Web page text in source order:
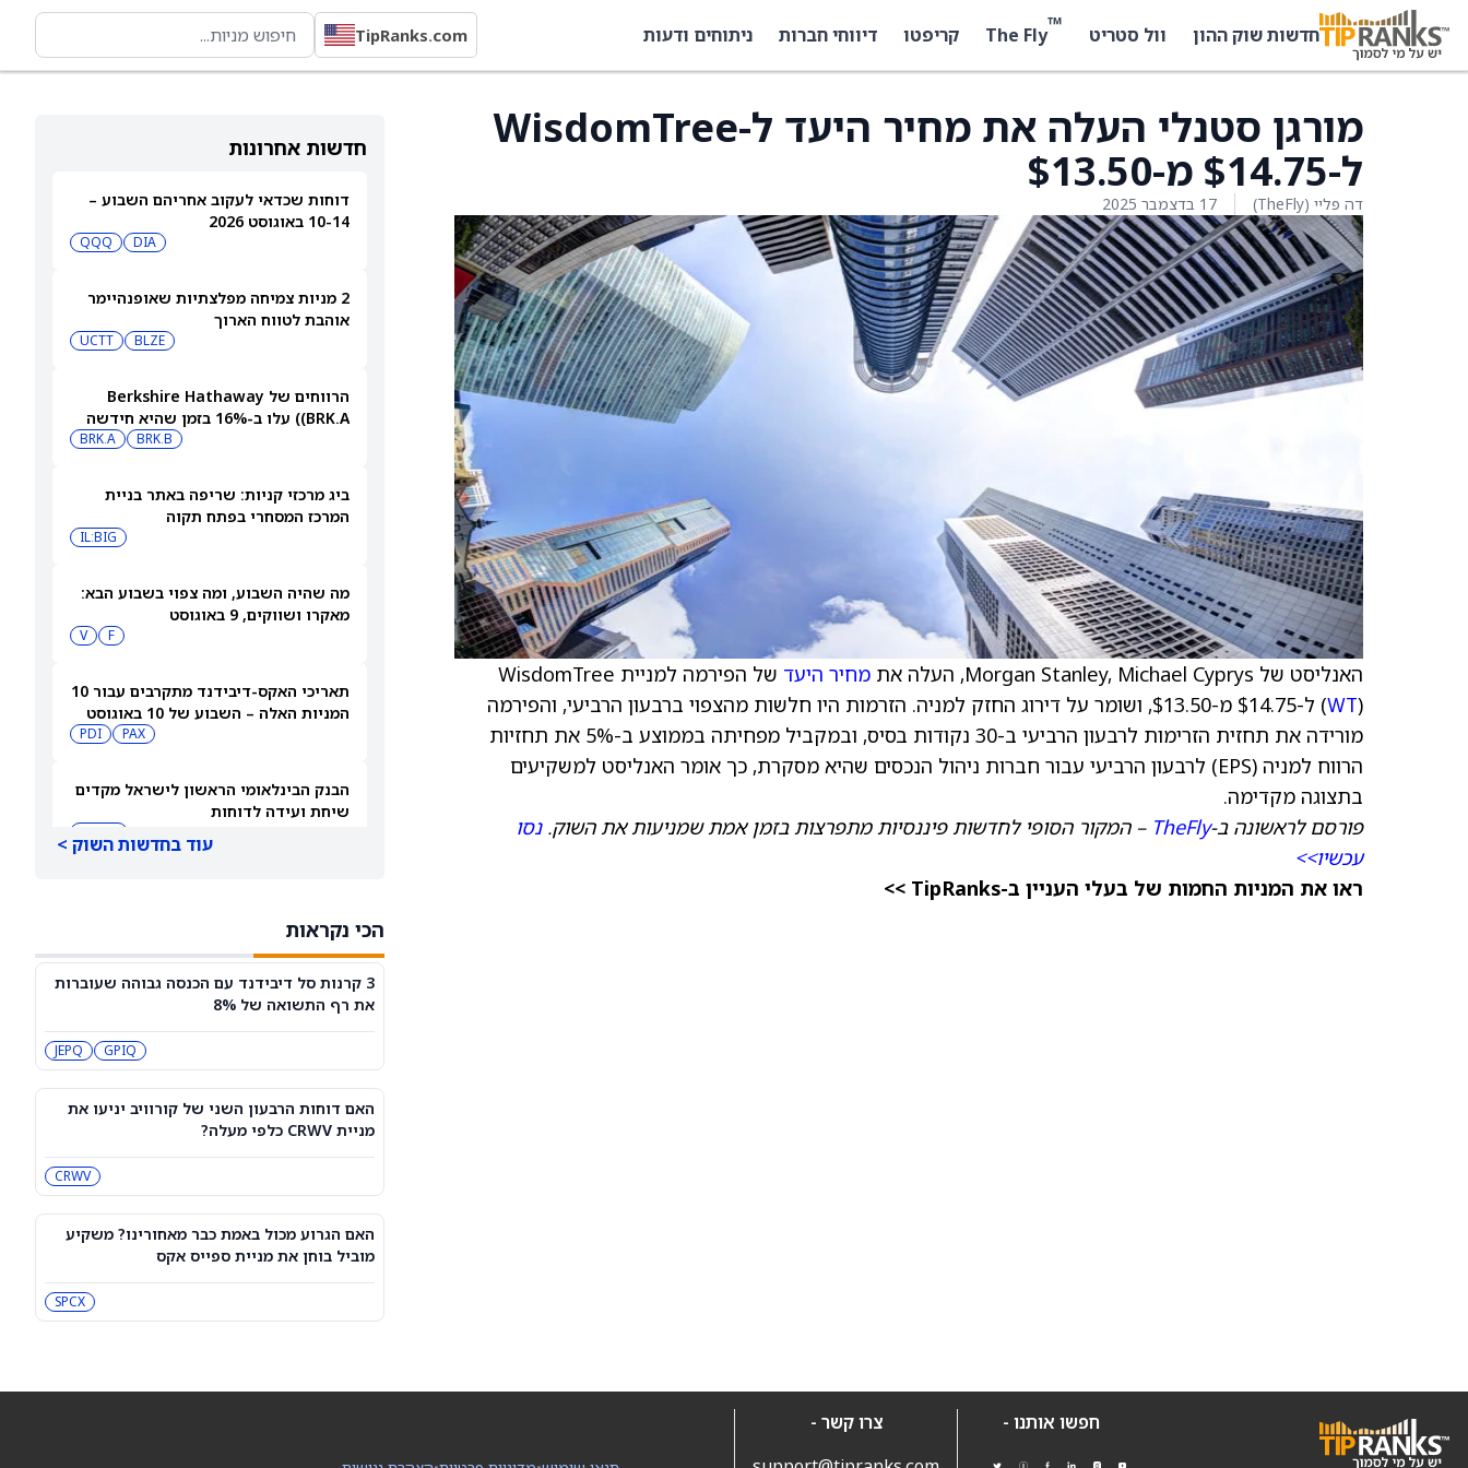
חדשות שוק ההון וול סטריט ™
The Fly קריפטו דיווחי חברות ניתוחים ודעות TipRanks.com
חדשות אחרונות
דוחות שכדאי לעקוב אחריהם השבוע –
10-14 באוגוסט 2026
DIA
QQQ
2 מניות צמיחה מפלצתיות שאופנהיימר
אוהבת לטווח הארוך
BLZE
UCTT
הרווחים של Berkshire Hathaway
(BRK.A) עלו ב-16% בזמן שהיא חידשה
רכישות עצמיות בהיקף של 4.5 מיליארדBRK.B
BRK.A
ביג מרכזי קניות: שריפה באתר בניית
המרכז המסחרי בפתח תקוה
IL:BIG
מה שהיה השבוע, ומה צפוי בשבוע הבא:
מאקרו ושווקים, 9 באוגוסט
F
V
תאריכי האקס-דיבידנד מתקרבים עבור 10
המניות האלה – השבוע של 10 באוגוסט
PAX
PDI
הבנק הבינלאומי הראשון לישראל מקדים
שיחת ועידה לדוחות
במניית HIMS
תחזית מחיר מניית Rocket Lab Usa —
באוגוסט
RKLB
3 קרנות סל דיבידנד עם הכנסה גבוהה
שעוברות את רף התשואה של 8%
האם הגרוע מכול באמת כבר מאחורינו?
משקיע מוביל בוחן את מניית ספייס אקס
SPCX
עוד בחדשות השוק >
הכי נקראות
3 קרנות סל דיבידנד עם הכנסה גבוהה שעוברות
את רף התשואה של 8%
GPIQ
JEPQ
האם דוחות הרבעון השני של קורוויב יניעו את
מניית CRWV כלפי מעלה?
CRWV
האם הגרוע מכול באמת כבר מאחורינו? משקיע
מוביל בוחן את מניית ספייס אקס
SPCX
מורגן סטנלי העלה את מחיר היעד ל-WisdomTree
ל-$14.75 מ-$13.50
דה פליי (TheFly) 17 בדצמבר 2025
האנליסט של Morgan Stanley, Michael Cyprys, העלה את מחיר היעד
של הפירמה למניית WisdomTree
(WT
) ל-$14.75 מ-$13.50, ושומר על דירוג החזק למניה. הזרמות היו חלשות מהצפוי ברבעון הרביעי, והפירמה
מורידה את תחזית הזרימות לרבעון הרביעי ב-30 נקודות בסיס, ובמקביל מפחיתה בממוצע ב-5% את תחזיות
הרווח למניה (EPS) לרבעון הרביעי עבור חברות ניהול הנכסים שהיא מסקרת, כך אומר האנליסט למשקיעים
בתצוגה מקדימה.
פורסם לראשונה ב-TheFly – המקור הסופי לחדשות פיננסיות מתפרצות בזמן אמת שמניעות את השוק.נסו
עכשיו>>
ראו את המניות החמות של בעלי העניין ב-TipRanks >>
חפשו אותנו -
צרו קשר -